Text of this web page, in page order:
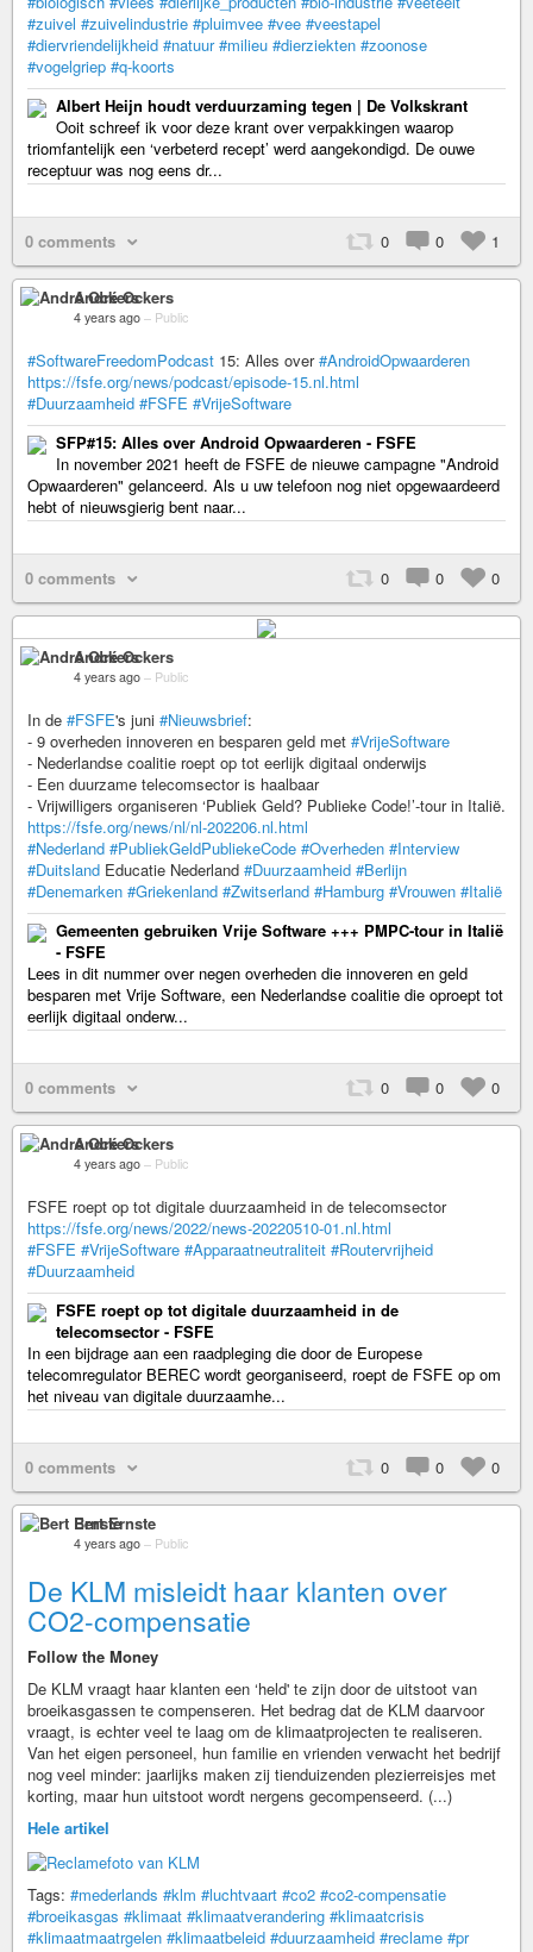
#zuivel #zuivelindustrie #pluimvee #vee #veestapel
#diervriendelijkheid #natuur #milieu #dierziekten #zoonose
#vogelgriep #q-koorts
Albert Heijn houdt verduurzaming tegen | De Volkskrant
Ooit schreef ik voor deze krant over verpakkingen waarop
triomfantelijk een ‘verbeterd recept’ werd aangekondigd. De ouwe
receptuur was nog eens dr...
0 comments 0 0 1
André Ockers
4 years ago – Public
#SoftwareFreedomPodcast 15: Alles over#AndroidOpwaarderen
https://fsfe.org/news/podcast/episode-15.nl.html
#Duurzaamheid #FSFE #VrijeSoftware
SFP#15: Alles over Android Opwaarderen - FSFE
In november 2021 heeft de FSFE de nieuwe campagne "Android
Opwaarderen" gelanceerd. Als u uw telefoon nog niet opgewaardeerd
hebt of nieuwsgierig bent naar...
0 comments 0 0 0
André Ockers
4 years ago – Public
In de #FSFE's juni #Nieuwsbrief:
- 9 overheden innoveren en besparen geld met #VrijeSoftware
- Nederlandse coalitie roept op tot eerlijk digitaal onderwijs
- Een duurzame telecomsector is haalbaar
- Vrijwilligers organiseren ‘Publiek Geld? Publieke Code!’-tour in Italië.
https://fsfe.org/news/nl/nl-202206.nl.html
#Nederland #PubliekGeldPubliekeCode #Overheden #Interview
#Duitsland Educatie Nederland #Duurzaamheid #Berlijn
#Denemarken #Griekenland #Zwitserland #Hamburg #Vrouwen #Italië
Gemeenten gebruiken Vrije Software +++ PMPC-tour in Italië
- FSFE
Lees in dit nummer over negen overheden die innoveren en geld
besparen met Vrije Software, een Nederlandse coalitie die oproept tot
eerlijk digitaal onderw...
0 comments 0 0 0
André Ockers
4 years ago – Public
FSFE roept op tot digitale duurzaamheid in de telecomsector
https://fsfe.org/news/2022/news-20220510-01.nl.html
#FSFE #VrijeSoftware #Apparaatneutraliteit #Routervrijheid
#Duurzaamheid
FSFE roept op tot digitale duurzaamheid in de
telecomsector - FSFE
In een bijdrage aan een raadpleging die door de Europese
telecomregulator BEREC wordt georganiseerd, roept de FSFE op om
het niveau van digitale duurzaamhe...
0 comments 0 0 0
Bert Ernste
4 years ago – Public
De KLM misleidt haar klanten over
CO2-compensatie
Follow the Money
De KLM vraagt haar klanten een ‘held' te zijn door de uitstoot van
broeikasgassen te compenseren. Het bedrag dat de KLM daarvoor
vraagt, is echter veel te laag om de klimaatprojecten te realiseren.
Van het eigen personeel, hun familie en vrienden verwacht het bedrijf
nog veel minder: jaarlijks maken zij tienduizenden plezierreisjes met
korting, maar hun uitstoot wordt nergens gecompenseerd. (...)
Hele artikel
Tags: #mederlands #klm #luchtvaart #co2 #co2-compensatie
#broeikasgas #klimaat #klimaatverandering #klimaatcrisis
#klimaatmaatrgelen #klimaatbeleid #duurzaamheid #reclame #pr